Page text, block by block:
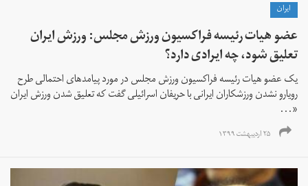
ايران
عضو هیات‌ رئیسه فراکسیون ورزش مجلس: ورزش ایران
تعلیق شود، چه ایرادی دارد؟
یک عضو هیات‌ رئیسه فراکسیون ورزش مجلس در مورد پیامدهای احتمالی طرح
رویارو نشدن ورزشکاران ایرانی با حریفان اسرائیلی گفت که تعلیق شدن ورزش ایران
«...
۲۵ اردیبهشت ۱۳۹۹